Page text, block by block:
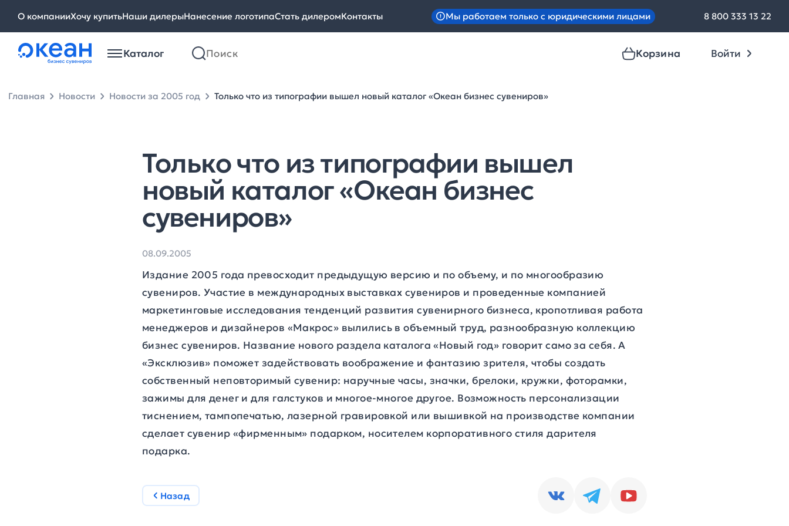
О компанииХочу купитьНаши дилерыНанесение логотипаСтать дилеромКонтакты Мы работаем только с юридическими лицами 8 800 333 13 22
Каталог Корзина Войти
Главная Новости Новости за 2005 год Только что из типографии вышел новый каталог «Океан бизнес сувениров»
Только что из типографии вышел
новый каталог «Океан бизнес
сувениров»
08.09.2005
Издание 2005 года превосходит предыдущую версию и по объему, и по многообразию
сувениров. Участие в международных выставках сувениров и проведенные компанией
маркетинговые исследования тенденций развития сувенирного бизнеса, кропотливая работа
менеджеров и дизайнеров «Макрос» вылились в объемный труд, разнообразную коллекцию
бизнес сувениров. Название нового раздела каталога «Новый год» говорит само за себя. А
«Эксклюзив» поможет задействовать воображение и фантазию зрителя, чтобы создать
собственный неповторимый сувенир: наручные часы, значки, брелоки, кружки, фоторамки,
зажимы для денег и для галстуков и многое-многое другое. Возможность персонализации
тиснением, тампопечатью, лазерной гравировкой или вышивкой на производстве компании
сделает сувенир «фирменным» подарком, носителем корпоративного стиля дарителя
подарка.
Назад